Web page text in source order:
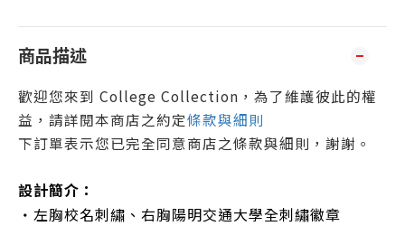
商品描述
歡迎您來到 College Collection，為了維護彼此的權
益，請詳閱本商店之約定條款與細則
下訂單表示您已完全同意商店之條款與細則，謝謝 。
設計簡介：
・ 左胸校名刺繡、右胸陽明交通大學全刺繡徽章